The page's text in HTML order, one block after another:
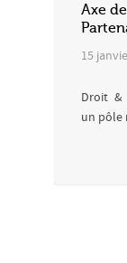
Axe
15
Droit &
un pôle